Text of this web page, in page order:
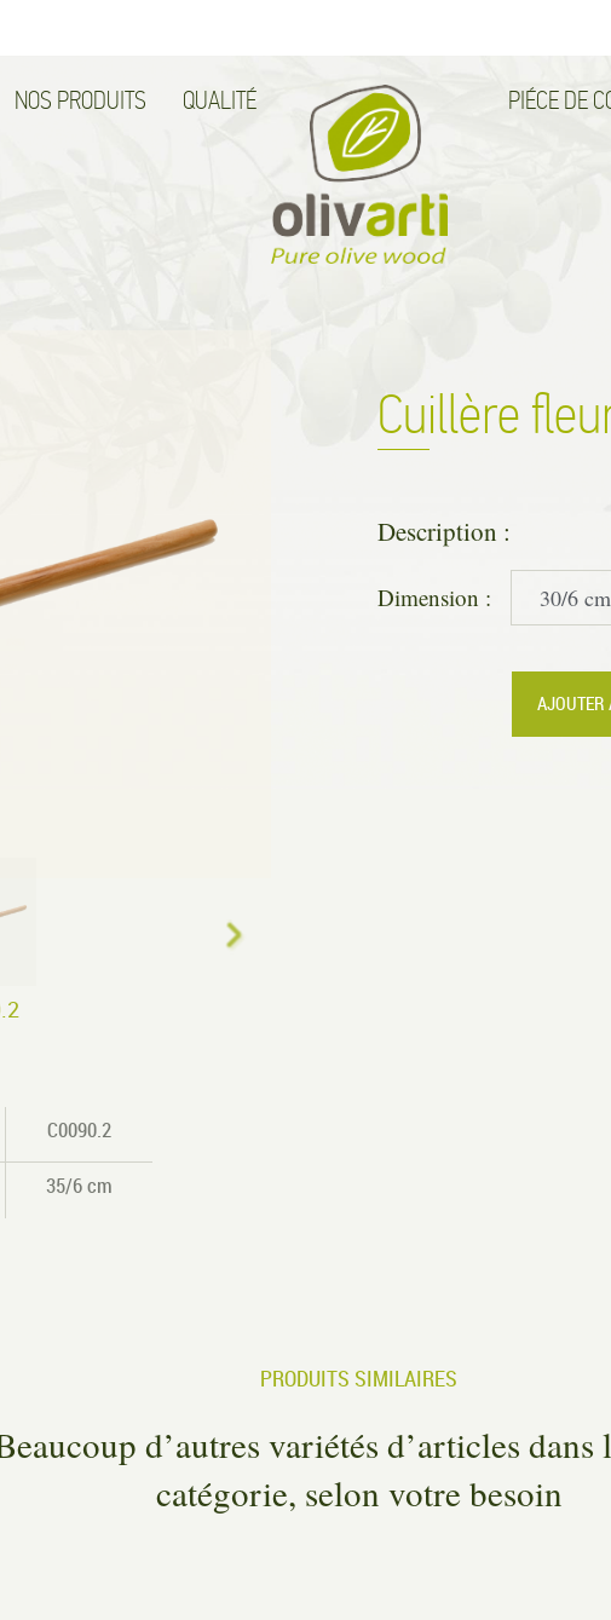
NOS PRODUITS QUALITÉ PIÉCE DE
Cuillère
Description :
Dimension :
C0090.2
35/6 cm
PRODUITS SIMILAIRES
d’autres variétés d’articles dans
catégorie, selon votre besoin